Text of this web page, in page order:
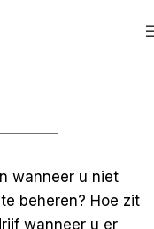
wanneer u niet
beheren? Hoe zit
wanneer u er